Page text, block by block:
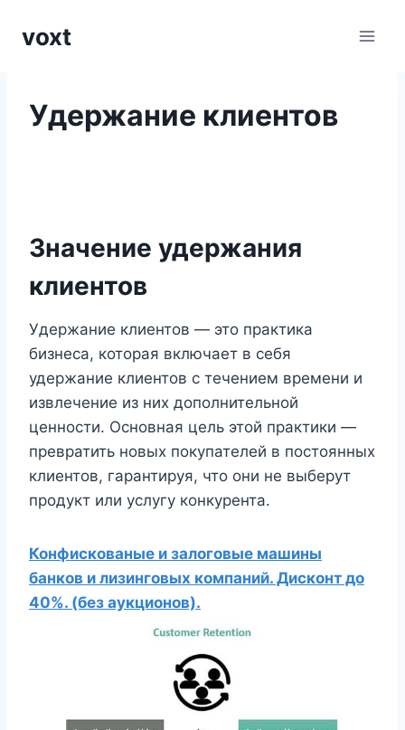
voxt
Удержание клиентов
Значение удержания
клиентов
Удержание клиентов — это практика
бизнеса, которая включает в себя
удержание клиентов с течением времени и
извлечение из них дополнительной
ценности. Основная цель этой практики —
превратить новых покупателей в постоянных
клиентов, гарантируя, что они не выберут
продукт или услугу конкурента.
Конфискованые и залоговые машины
банков и лизинговых компаний. Дисконт до
40%. (без аукционов).